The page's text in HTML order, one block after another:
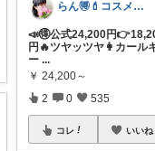
らん🉐💄コスメ&ファッション👗✨
📣🉐公式24,200円
円🔥ツヤッツヤ👩カール
ー ...
￥ 24,200～
2 0 535
コレ いいね